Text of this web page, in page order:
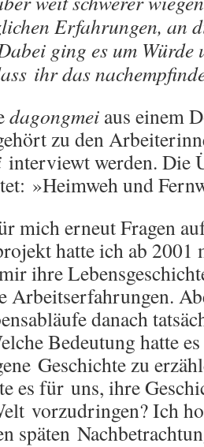
Erfahrungen, an
ging es um
ihr das
dagongmei aus einem
zu den
interviewt werden. Die
»Heimweh und
mich erneut Fragen
hatte ich ab 2001
ihre
Arbeitserfahrungen.
danach
Bedeutung hatte
Geschichte zu
es für uns, ihre
vorzudringen? Ich
späten